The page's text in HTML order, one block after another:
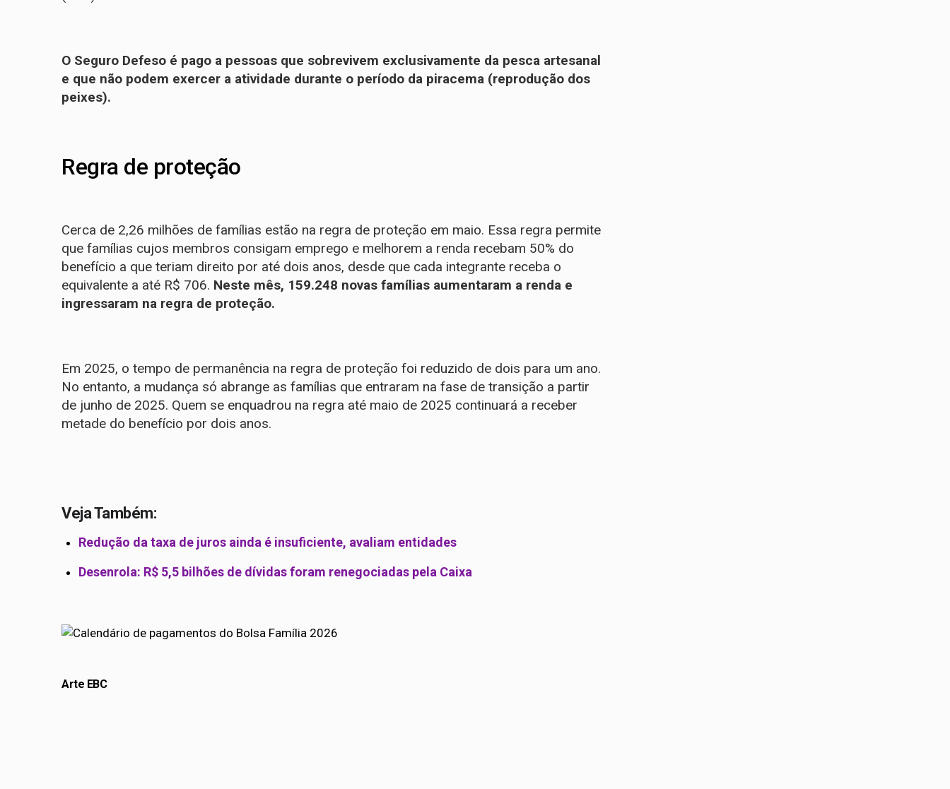
O Seguro Defeso é pago a pessoas que sobrevivem exclusivamente da pesca artesanal
e que não podem exercer a atividade durante o período da piracema (reprodução dos
peixes).
Regra de proteção
Cerca de 2,26 milhões de famílias estão na regra de proteção em maio. Essa regra permite
que famílias cujos membros consigam emprego e melhorem a renda recebam 50% do
benefício a que teriam direito por até dois anos, desde que cada integrante receba o
equivalente a até R$ 706. Neste mês, 159.248 novas famílias aumentaram a renda e
ingressaram na regra de proteção.
Em 2025, o tempo de permanência na regra de proteção foi reduzido de dois para um ano.
No entanto, a mudança só abrange as famílias que entraram na fase de transição a partir
de junho de 2025. Quem se enquadrou na regra até maio de 2025 continuará a receber
metade do benefício por dois anos.
Veja Também:
Redução da taxa de juros ainda é insuficiente, avaliam entidades
Desenrola: R$ 5,5 bilhões de dívidas foram renegociadas pela Caixa
Arte EBC